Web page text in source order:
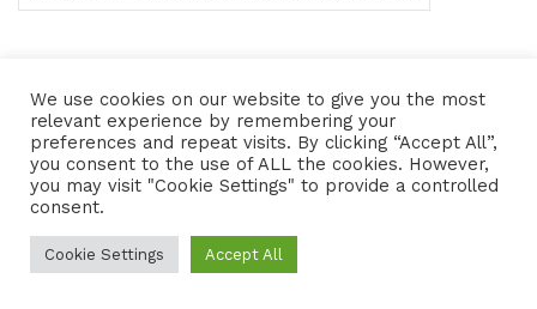
Copyright © 2021- Programas de Apoio - All rights
reserved Powered by
We use cookies on our website to give you the most
relevant experience by remembering your
preferences and repeat visits. By clicking “Accept All”,
you consent to the use of ALL the cookies. However,
you may visit "Cookie Settings" to provide a controlled
consent.
Cookie Settings Accept All